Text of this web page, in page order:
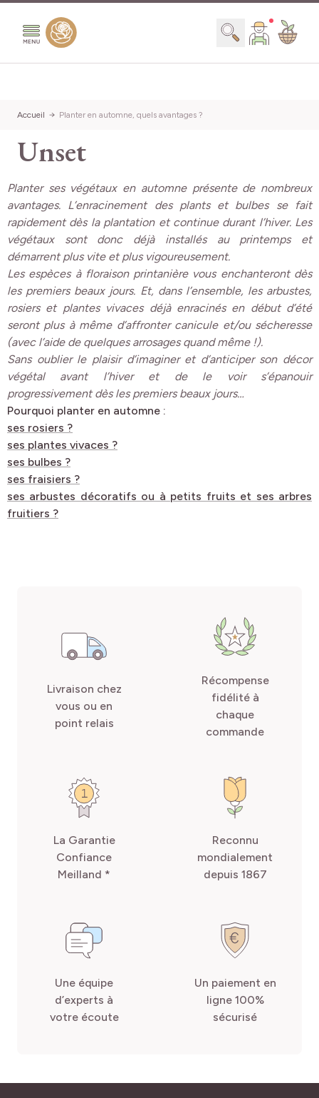
Chercher
Accueil Planter en automne, quels avantages ?
Unset
Planter ses végétaux en automne présente de nombreux
avantages. L’enracinement des plants et bulbes se fait
rapidement dès la plantation et continue durant l’hiver. Les
végétaux sont donc déjà installés au printemps et
démarrent plus vite et plus vigoureusement.
Les espèces à floraison printanière vous enchanteront dès
les premiers beaux jours. Et, dans l’ensemble, les arbustes,
rosiers et plantes vivaces déjà enracinés en début d’été
seront plus à même d’affronter canicule et/ou sécheresse
(avec l’aide de quelques arrosages quand même !).
Sans oublier le plaisir d’imaginer et d’anticiper son décor
végétal avant l’hiver et de le voir s’épanouir
progressivement dès les premiers beaux jours…
Pourquoi planter en automne :
ses rosiers ?
ses plantes vivaces ?
ses bulbes ?
ses fraisiers ?
ses arbustes décoratifs ou à petits fruits et ses arbres
fruitiers ?
Livraison chez
vous ou en
point relais
Récompense
fidélité à
chaque
commande
La Garantie
Confiance
Meilland *
Reconnu
mondialement
depuis 1867
Une équipe
d’experts à
votre écoute
Un paiement en
ligne 100%
sécurisé